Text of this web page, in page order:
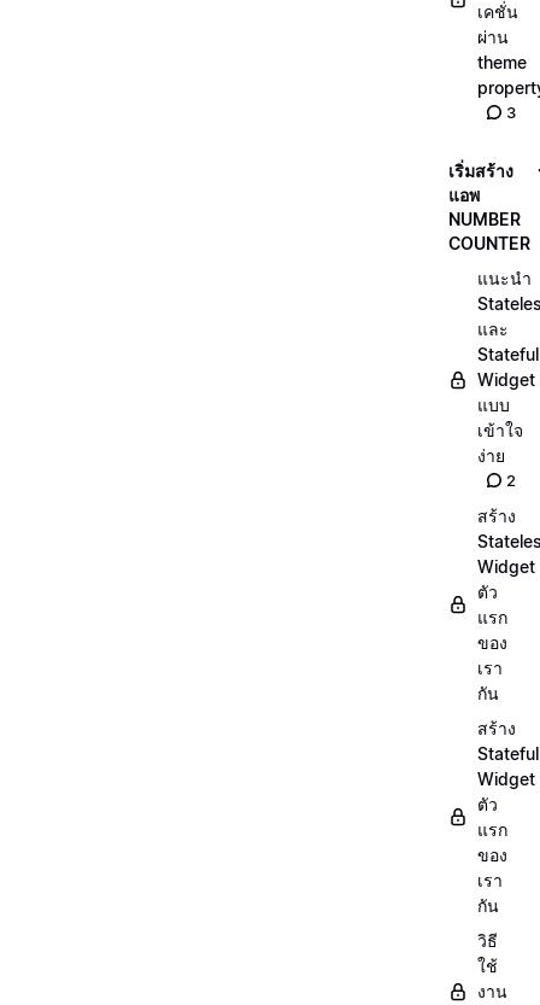
เคชั่น
ผ่าน
theme
3
เริ่มสร้าง
แอพ
NUMBER
COUNTER
แนะนำ
และ
Stateful
Widget
แบบ
เข้าใจ
ง่าย
2
สร้าง
Widget
ตัว
แรก
ของ
เรา
กัน
สร้าง
Stateful
Widget
ตัว
แรก
ของ
เรา
กัน
วิธี
ใช้
งาน